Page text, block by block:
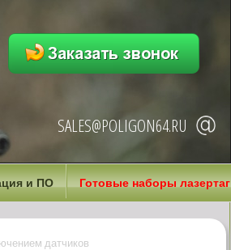
SALES@POLIGON64.RU
и ПО Готовые наборы лазертаг
датчиков